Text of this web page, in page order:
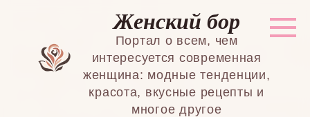
Женский бор
Портал о всем, чем
интересуется современная
женщина: модные тенденции,
красота, вкусные рецепты и
многое другое